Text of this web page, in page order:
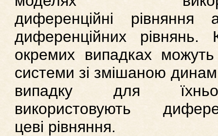
диференційні рівняння
диференційних рівнянь.
окремих випадках можуть
системи зі змішаною
випадку для
використовують
цеві рівняння.